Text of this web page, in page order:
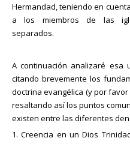
Hermandad, teniendo en
a los miembros de las
separados.
A continuación analizaré
citando brevemente los
doctrina evangélica (y por
resaltando así los puntos
existen entre las diferentes
1. Creencia en un Dios